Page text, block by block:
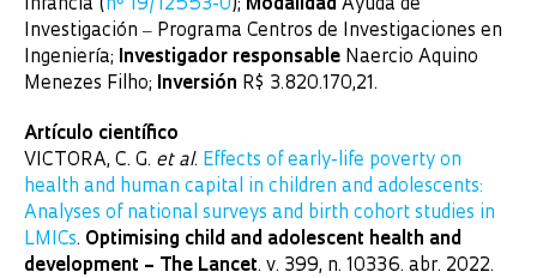
Infancia ( nº 19/12553-0); Modalidad Ayuda de
Investigación ‒ Programa Centros de Investigaciones en
Ingeniería; Investigador responsable Naercio Aquino
Menezes Filho; Inversión R$ 3.820.170,21.
Artículo científico
VICTORA, C. G. et al. Effects of early-life poverty on
health and human capital in children and adolescents:
Analyses of national surveys and birth cohort studies in
LMICs. Optimising child and adolescent health and
development – The Lancet. v. 399, n. 10336. abr. 2022.